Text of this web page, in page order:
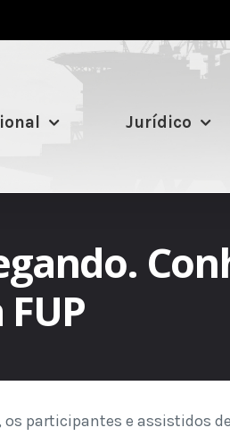
Jurídico
os participantes e assistidos